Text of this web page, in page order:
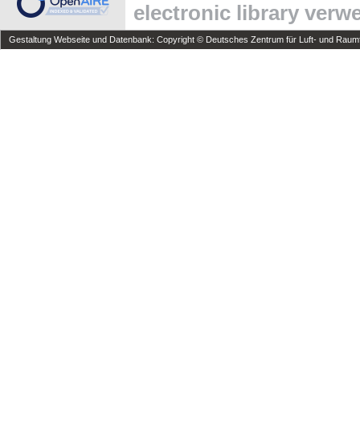
electronic library
Gestaltung Webseite und Datenbank: Copyright © Deutsches Zentrum für Luft- und